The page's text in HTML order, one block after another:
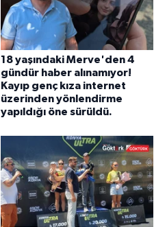
18 yaşındaki Merve'den 4
gündür haber alınamıyor!
Kayıp genç kıza internet
üzerinden yönlendirme
yapıldığı öne sürüldü.